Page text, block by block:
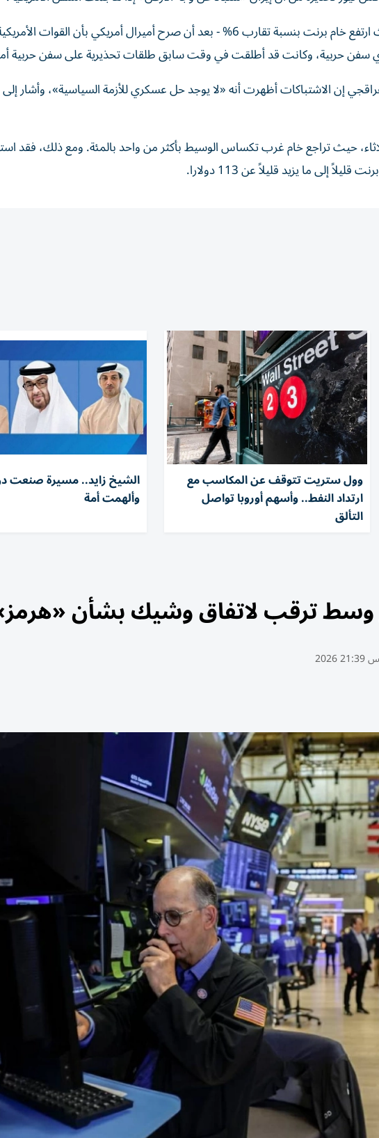
وارتفعت أسعار النفط الخام يوم الاثنين - حيث ارتفع خام برنت بنسبة تقارب 6% - بعد أن صرح أميرال أمريكي بأن
أي سفن حربية، وكانت قد أطلقت في وقت سابق طلقات تحذيرية على سفن حربية
إن الاشتباكات أظهرت أنه «لا يوجد حل عسكري للأزمة السياسية»، وأشار
حيث تراجع خام غرب تكساس الوسيط بأكثر من واحد بالمئة. ومع ذلك، فقد
وول ستريت تتوقف عن المكاسب مع
ارتداد النفط.. وأسهم أوروبا تواصل
التألق
الشيخ زايد.. مسيرة صنعت
وألهمت أمة
ترقب لاتفاق وشيك بشأن